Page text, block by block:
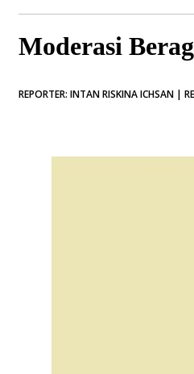
Moderasi
REPORTER: INTAN RISKINA ICHSAN |